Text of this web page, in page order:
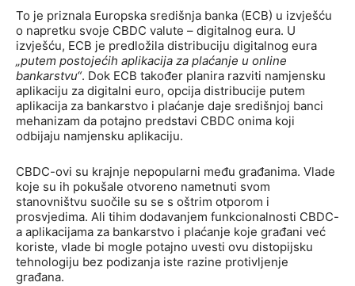
To je priznala Europska središnja banka (ECB) u izvješću
o napretku svoje CBDC valute – digitalnog eura. U
izvješću, ECB je predložila distribuciju digitalnog eura
„putem postojećih aplikacija za plaćanje u online
bankarstvu“. Dok ECB također planira razviti namjensku
aplikaciju za digitalni euro, opcija distribucije putem
aplikacija za bankarstvo i plaćanje daje središnjoj banci
mehanizam da potajno predstavi CBDC onima koji
odbijaju namjensku aplikaciju.
CBDC-ovi su krajnje nepopularni među građanima. Vlade
koje su ih pokušale otvoreno nametnuti svom
stanovništvu suočile su se s oštrim otporom i
prosvjedima. Ali tihim dodavanjem funkcionalnosti CBDC-
a aplikacijama za bankarstvo i plaćanje koje građani već
koriste, vlade bi mogle potajno uvesti ovu distopijsku
tehnologiju bez podizanja iste razine protivljenje
građana.